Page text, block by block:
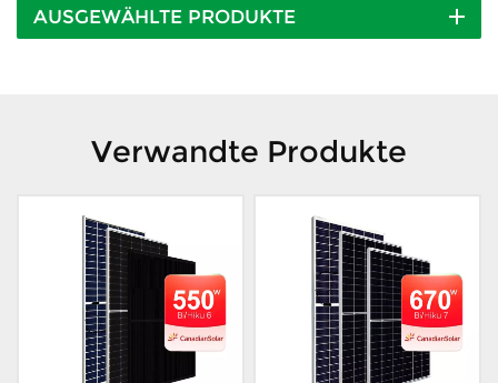
AUSGEWÄHLTE PRODUKTE
Verwandte Produkte